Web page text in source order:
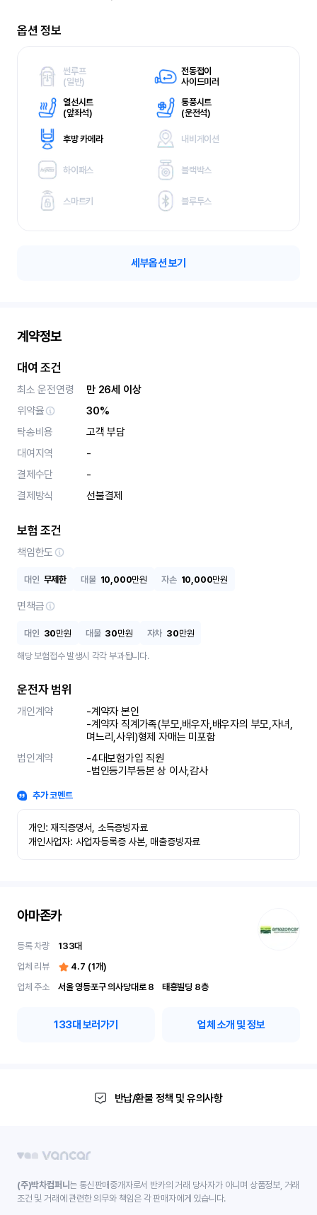
옵션 정보
썬루프
(일반)
전동접이
사이드미러
열선시트
(앞좌석)
통풍시트
(운전석)
후방 카메라 내비게이션
하이패스 블랙박스
스마트키 블루투스
세부옵션 보기
계약정보
대여 조건
최소 운전연령
만 26세 이상
위약율
30%
탁송비용
고객 부담
대여지역
-
결제수단
-
결제방식
선불결제
보험 조건
책임한도
대인 무제한 대물 10,000만원 자손 10,000만원
면책금
대인 30만원 대물 30만원 자차 30만원
해당 보험접수 발생시 각각 부과됩니다.
운전자 범위
개인계약
-계약자 본인
-계약자 직계가족(부모,배우자,배우자의 부모,자녀,
며느리,사위)형제 자매는 미포함
법인계약
-4대보험가입 직원
-법인등기부등본 상 이사,감사
추가 코멘트
개인: 재직증명서, 소득증빙자료
개인사업자: 사업자등록증 사본, 매출증빙자료
아마존카
등록 차량 133대
업체 리뷰
4.7 (1개)
업체 주소
서울 영등포구 의사당대로 8	 태흥빌딩 8층
133대 보러가기 업체 소개 및 정보
반납/환불 정책 및 유의사항
(주)박차컴퍼니는 통신판매중개자로서 반카의 거래 당사자가 아니며 상품정보, 거래
조건 및 거래에 관련한 의무와 책임은 각 판매자에게 있습니다.